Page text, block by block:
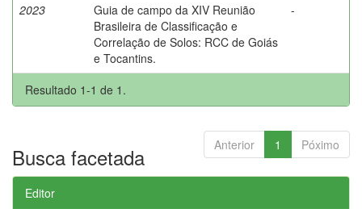
2023
Guia de campo da XIV Reunião
Brasileira de Classificação e
Correlação de Solos: RCC de Goiás
e Tocantins.
-
Resultado 1-1 de 1.
Anterior 1 Póximo
Busca facetada
Editor